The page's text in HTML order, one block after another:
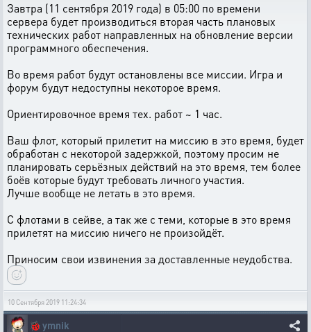
Завтра (11 сентября 2019 года) в 05:00 по времени
сервера будет производиться вторая часть плановых
технических работ направленных на обновление версии
программного обеспечения.
Во время работ будут остановлены все миссии. Игра и
форум будут недоступны некоторое время.
Ориентировочное время тех. работ ~ 1 час.
Ваш флот, который прилетит на миссию в это время, будет
обработан с некоторой задержкой, поэтому просим не
планировать серьёзных действий на это время, тем более
боёв которые будут требовать личного участия.
Лучше вообще не летать в это время.
С флотами в сейве, а так же с теми, которые в это время
прилетят на миссию ничего не произойдёт.
Приносим свои извинения за доставленные неудобства.
10 Сентября 2019 11:24:34
🐞 ymnik